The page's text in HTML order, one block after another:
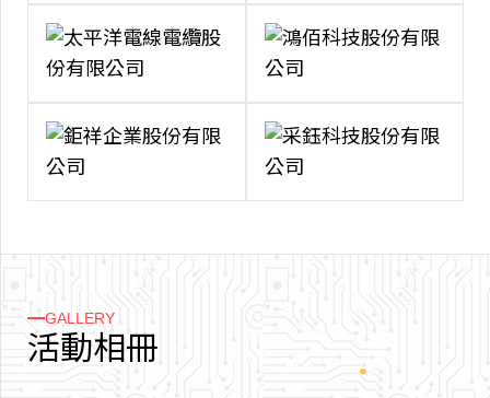
GALLERY
活動相冊